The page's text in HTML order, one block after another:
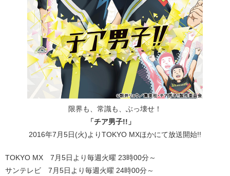
限界も、常識も、ぶっ壊せ！
「チア男子!!」
2016年7月5日(火)よりTOKYO MXほかにて放送開始!!
TOKYO MX 7月5日より毎週火曜 23時00分～
サンテレビ 7月5日より毎週火曜 24時00分～